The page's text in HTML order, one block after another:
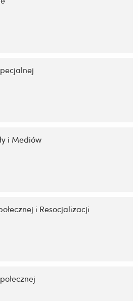
i Mediów
i Resocjalizacji